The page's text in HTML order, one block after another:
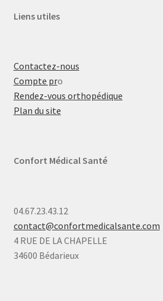
Liens utiles
Contactez-nous
Compte pro
Rendez-vous orthopédique
Plan du site
Confort Médical Santé
04.67.23.43.12
contact@confortmedicalsante.com
4 RUE DE LA CHAPELLE
34600 Bédarieux